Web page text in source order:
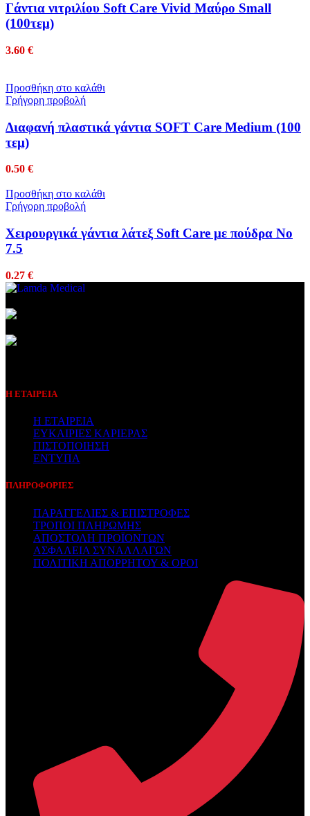
Γάντια νιτριλίου Soft Care Vivid Μαύρο Small
(100τεμ)
3.60 €
Προσθήκη στο καλάθι
Γρήγορη προβολή
Διαφανή πλαστικά γάντια SOFT Care Medium (100
τεμ)
0.50 €
Προσθήκη στο καλάθι
Γρήγορη προβολή
Χειρουργικά γάντια λάτεξ Soft Care με πούδρα No
7.5
0.27 €
Η ΕΤΑΙΡΕΙΑ
Η ΕΤΑΙΡΕΙΑ
ΕΥΚΑΙΡΙΕΣ ΚΑΡΙΕΡΑΣ
ΠΙΣΤΟΠΟΙΗΣΗ
ΕΝΤΥΠΑ
ΠΛΗΡΟΦΟΡΙΕΣ
ΠΑΡΑΓΓΕΛΙΕΣ & ΕΠΙΣΤΡΟΦΕΣ
ΤΡΟΠΟΙ ΠΛΗΡΩΜΗΣ
ΑΠΟΣΤΟΛΗ ΠΡΟΪΟΝΤΩΝ
ΑΣΦΑΛΕΙΑ ΣΥΝΑΛΛΑΓΩΝ
ΠΟΛΙΤΙΚΗ ΑΠΟΡΡΗΤΟΥ & ΟΡΟΙ